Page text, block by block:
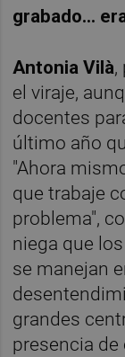
grabado...
Antonia Vilà,
el viraje,
docentes
último año
"Ahora
que trabaje
problema",
niega que
se manejan
grandes
presencia